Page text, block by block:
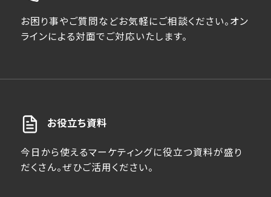
お困り事やご質問などお気軽にご相談ください。オン
ラインによる対面でご対応いたします。
お役立ち資料
今日から使えるマーケティングに役立つ資料が盛り
だくさん。ぜひご活用ください。